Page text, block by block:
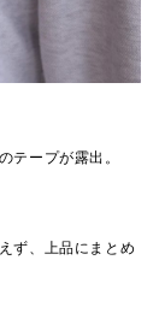
テープが露出。
ず、上品にまとめ